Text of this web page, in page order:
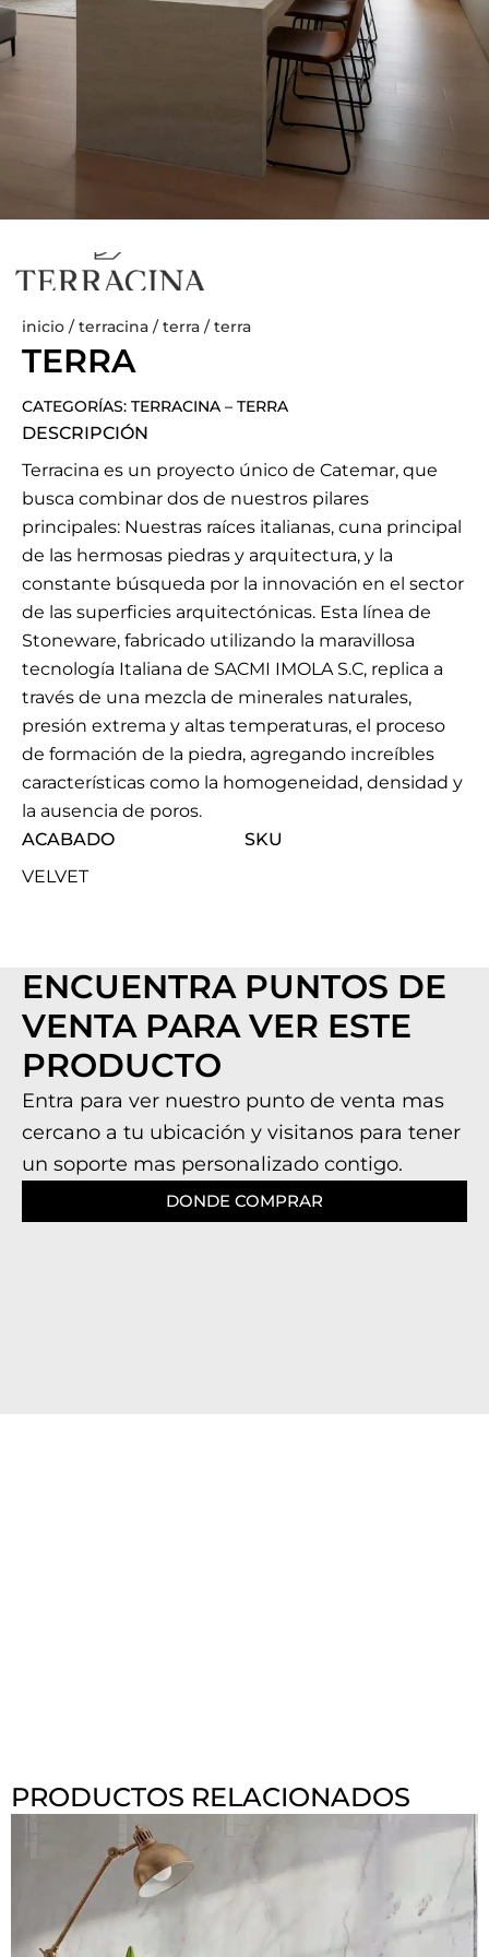
inicio /terracina /terra / terra
TERRA
CATEGORÍAS: TERRACINA – TERRA
DESCRIPCIÓN
Terracina es un proyecto único de Catemar, que
busca combinar dos de nuestros pilares
principales: Nuestras raíces italianas, cuna principal
de las hermosas piedras y arquitectura, y la
constante búsqueda por la innovación en el sector
de las superficies arquitectónicas. Esta línea de
Stoneware, fabricado utilizando la maravillosa
tecnología Italiana de SACMI IMOLA S.C, replica a
través de una mezcla de minerales naturales,
presión extrema y altas temperaturas, el proceso
de formación de la piedra, agregando increíbles
características como la homogeneidad, densidad y
la ausencia de poros.
ACABADO
VELVET
SKU
ENCUENTRA PUNTOS DE
VENTA PARA VER ESTE
PRODUCTO
Entra para ver nuestro punto de venta mas
cercano a tu ubicación y visitanos para tener
un soporte mas personalizado contigo.
DONDE COMPRAR
PRODUCTOS RELACIONADOS